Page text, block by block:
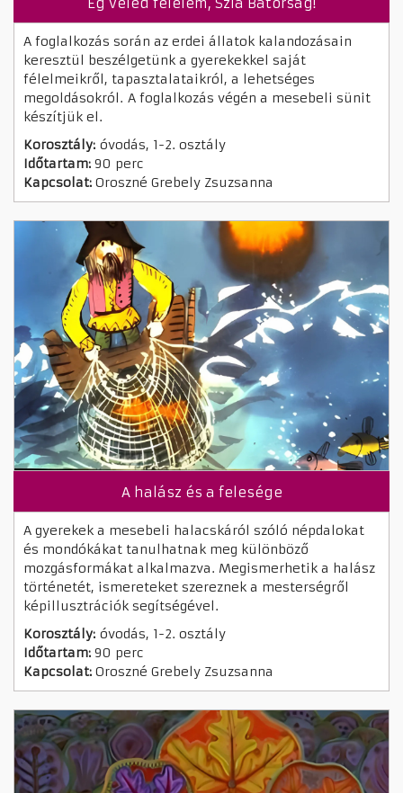
A foglalkozás során az erdei állatok kalandozásain
keresztül beszélgetünk a gyerekekkel saját
félelmeikről, tapasztalataikról, a lehetséges
megoldásokról. A foglalkozás végén a mesebeli sünit
készítjük el.
Korosztály: óvodás, 1-2. osztály
Időtartam: 90 perc
Kapcsolat: Oroszné Grebely Zsuzsanna
A halász és a felesége
A gyerekek a mesebeli halacskáról szóló népdalokat
és mondókákat tanulhatnak meg különböző
mozgásformákat alkalmazva. Megismerhetik a halász
történetét, ismereteket szereznek a mesterségről
képillusztrációk segítségével.
Korosztály: óvodás, 1-2. osztály
Időtartam: 90 perc
Kapcsolat: Oroszné Grebely Zsuzsanna